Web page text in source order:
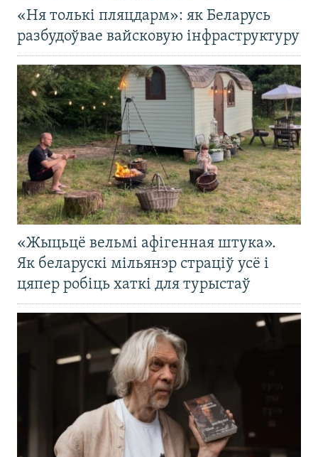
«Ня толькі пляцдарм»: як Беларусь
разбудоўвае вайсковую інфраструктуру
«Жыцьцё вельмі афігенная штука».
Як беларускі мільянэр страціў усё і
цяпер робіць хаткі для турыстаў